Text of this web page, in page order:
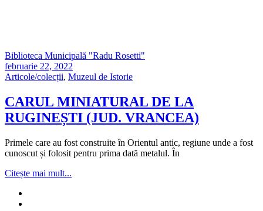
Biblioteca Municipală "Radu Rosetti"
februarie 22, 2022
Articole/colecții, Muzeul de Istorie
CARUL MINIATURAL DE LA
RUGINEȘTI (JUD. VRANCEA)
Primele care au fost construite în Orientul antic, regiune unde a fost
cunoscut și folosit pentru prima dată metalul. În
Citește mai mult...